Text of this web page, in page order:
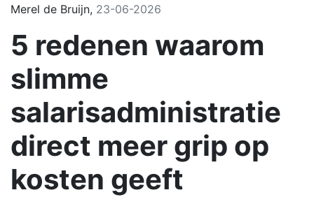
Merel de Bruijn, 23-06-2026
5 redenen waarom
slimme
salarisadministratie
direct meer grip op
kosten geeft